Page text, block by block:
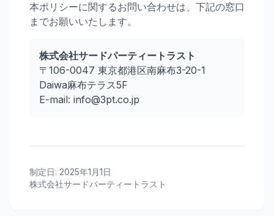
本ポリシーに関するお問い合わせは、下記の窓口
までお願いいたします。
株式会社サードパーティートラスト
〒106-0047 東京都港区南麻布3-20-1
Daiwa麻布テラス5F
E-mail: info@3pt.co.jp
制定日: 2025年1月1日
株式会社サードパーティートラスト